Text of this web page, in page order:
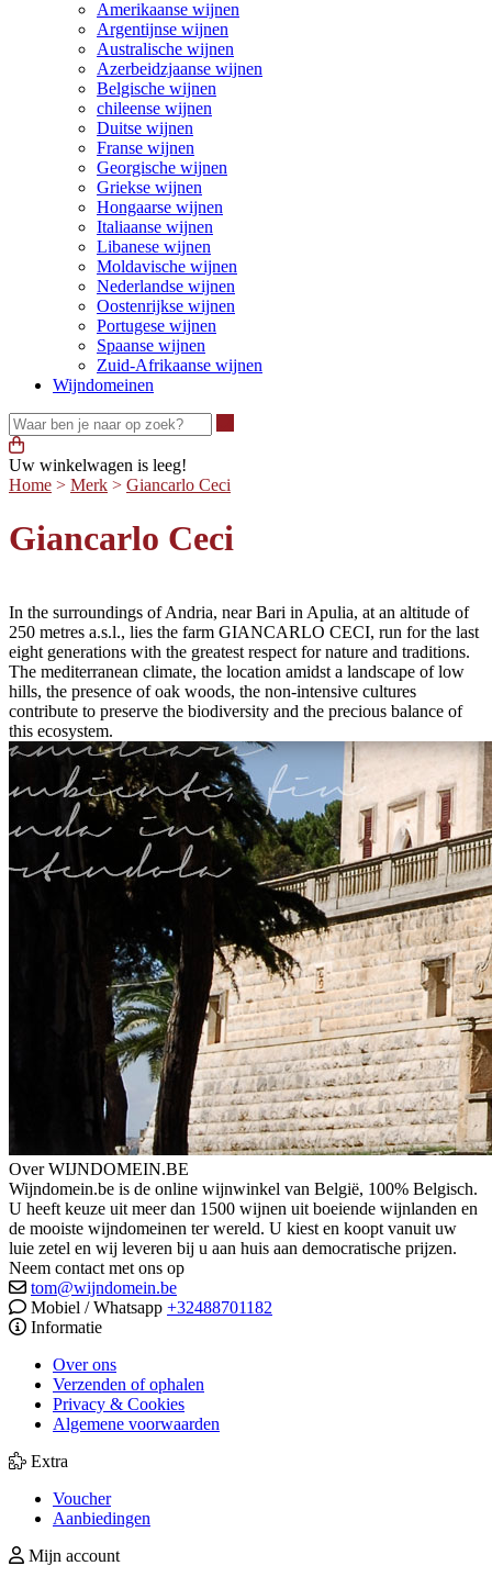
Amerikaanse wijnen
Argentijnse wijnen
Australische wijnen
Azerbeidzjaanse wijnen
Belgische wijnen
chileense wijnen
Duitse wijnen
Franse wijnen
Georgische wijnen
Griekse wijnen
Hongaarse wijnen
Italiaanse wijnen
Libanese wijnen
Moldavische wijnen
Nederlandse wijnen
Oostenrijkse wijnen
Portugese wijnen
Spaanse wijnen
Zuid-Afrikaanse wijnen
Wijndomeinen
Uw winkelwagen is leeg!
Home > Merk > Giancarlo Ceci
Giancarlo Ceci
In the surroundings of Andria, near Bari in Apulia, at an altitude of
250 metres a.s.l., lies the farm GIANCARLO CECI, run for the last
eight generations with the greatest respect for nature and traditions.
The mediterranean climate, the location amidst a landscape of low
hills, the presence of oak woods, the non-intensive cultures
contribute to preserve the biodiversity and the precious balance of
this ecosystem.
Over WIJNDOMEIN.BE
Wijndomein.be is de online wijnwinkel van België, 100% Belgisch.
U heeft keuze uit meer dan 1500 wijnen uit boeiende wijnlanden en
de mooiste wijndomeinen ter wereld. U kiest en koopt vanuit uw
luie zetel en wij leveren bij u aan huis aan democratische prijzen.
Neem contact met ons op
tom@wijndomein.be
Mobiel / Whatsapp +32488701182
Informatie
Over ons
Verzenden of ophalen
Privacy & Cookies
Algemene voorwaarden
Extra
Voucher
Aanbiedingen
Mijn account